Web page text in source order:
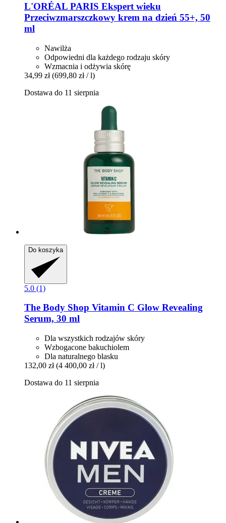
L'ORÉAL PARIS Ekspert wieku
Przeciwzmarszczkowy krem na dzień 55+, 50
ml
Nawilża
Odpowiedni dla każdego rodzaju skóry
Wzmacnia i odżywia skórę
34,99 zł (699,80 zł / l)
Dostawa do 11 sierpnia
Do koszyka
5.0 (1)
The Body Shop Vitamin C Glow Revealing
Serum, 30 ml
Dla wszystkich rodzajów skóry
Wzbogacone bakuchiolem
Dla naturalnego blasku
132,00 zł (4 400,00 zł / l)
Dostawa do 11 sierpnia